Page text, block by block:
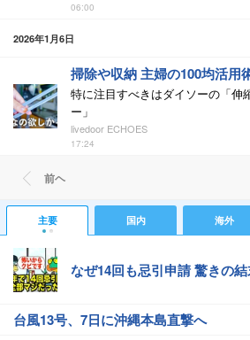
06:00
2026年1月6日
掃除や収納 主婦の100均活用
特に注目すべきはダイソーの「伸
ー」
livedoor ECHOES
17:24
前ヘ
主要 国内 海外
なぜ14回も忌引申請 驚きの
台風13号、7日に沖縄本島直撃へ